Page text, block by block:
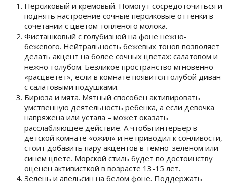
Персиковый и кремовый. Помогут сосредоточиться и
поднять настроение сочные персиковые оттенки в
сочетании с цветом топленого молока.
Фисташковый с голубизной на фоне нежно-
бежевого. Нейтральность бежевых тонов позволяет
делать акцент на более сочных цветах: салатовом и
нежно-голубом. Безликое пространство мгновенно
«расцветет», если в комнате появится голубой диван
с салатовыми подушками.
Бирюза и мята. Мятный способен активировать
умственную деятельность ребенка, а если девочка
напряжена или устала – может оказать
расслабляющее действие. А чтобы интерьер в
детской комнате «ожил» и не приводил к сонливости,
стоит добавить пару акцентов в темно-зеленом или
синем цвете. Морской стиль будет по достоинству
оценен активисткой в возрасте 13-15 лет.
Зелень и апельсин на белом фоне. Поддержать